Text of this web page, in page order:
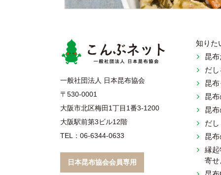
知りた
昆
だ
昆
昆
昆
だ
昆
縁
寄
こんぶ
一般社団法人 日本昆布協会
〒530-0001
大阪市北区梅田1丁目1番3-1200
大阪駅前第3ビル12階
TEL：06-6344-0633
日本昆布協会会員専用